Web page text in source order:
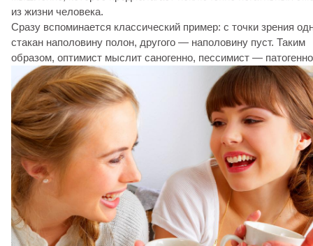
из жизни человека.
Сразу вспоминается классический пример: с точки зрения
стакан наполовину полон, другого — наполовину пуст. Таким
образом, оптимист мыслит саногенно, пессимист —